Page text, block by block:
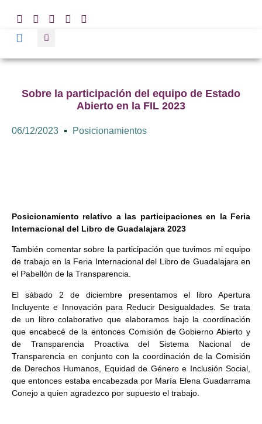
Sobre la participación del equipo de Estado
Abierto en la FIL 2023
06/12/2023 Posicionamientos
Posicionamiento relativo a las participaciones en la Feria
Internacional del Libro de Guadalajara 2023
También comentar sobre la participación que tuvimos mi equipo
de trabajo en la Feria Internacional del Libro de Guadalajara en
el Pabellón de la Transparencia.
El sábado 2 de diciembre presentamos el libro Apertura
Incluyente e Innovación para Reducir Desigualdades. Se trata
de un libro colaborativo que elaboramos bajo la coordinación
que encabecé de la entonces Comisión de Gobierno Abierto y
de Transparencia Proactiva del Sistema Nacional de
Transparencia en conjunto con la coordinación de la Comisión
de Derechos Humanos, Equidad de Género e Inclusión Social,
que entonces estaba encabezada por María Elena Guadarrama
Conejo a quien agradezco por supuesto el trabajo.